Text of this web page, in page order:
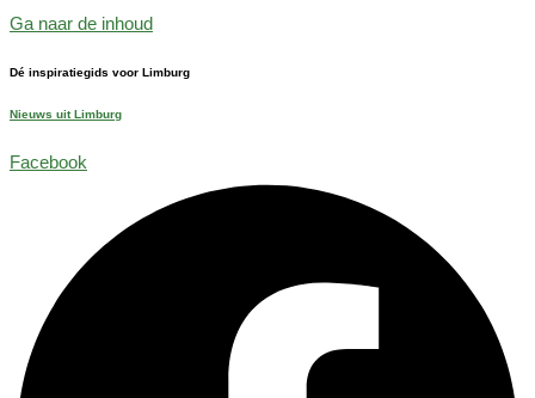
Ga naar de inhoud
Dé inspiratiegids voor Limburg
Nieuws uit Limburg
Facebook